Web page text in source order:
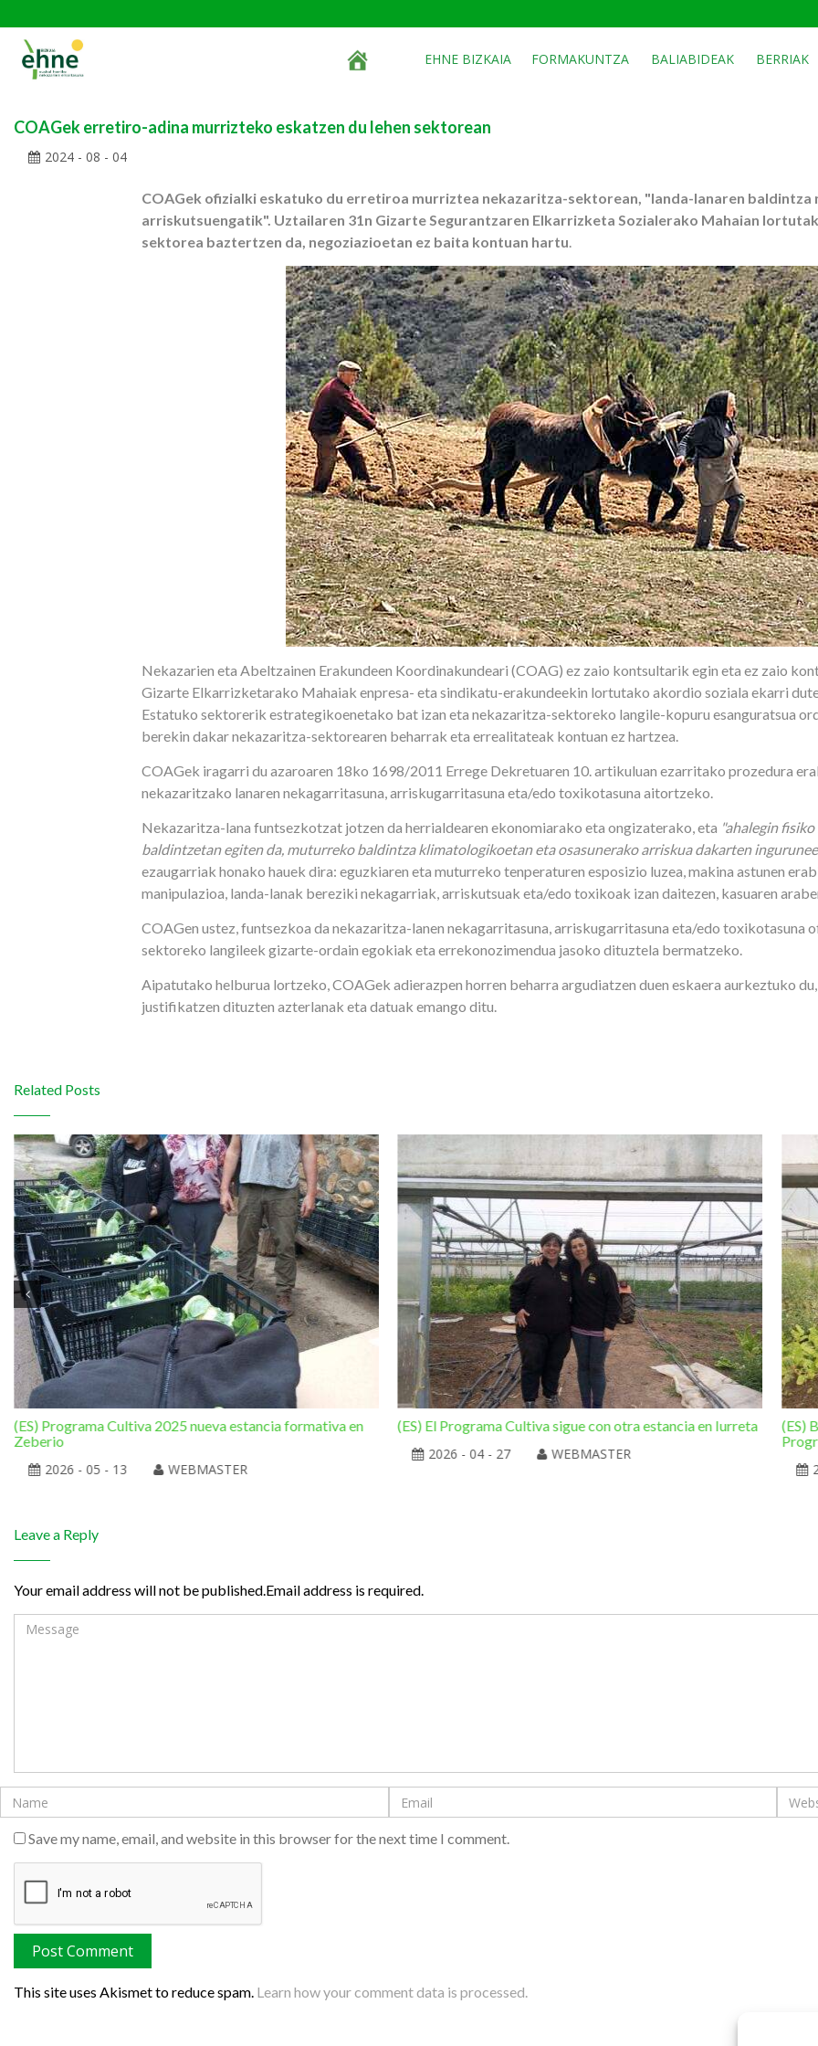
EHNE BIZKAIA FORMAKUNTZA BALIABIDEAK BERRIAK
COAGek erretiro-adina murrizteko eskatzen du lehen sektorean
2024 - 08 - 04
COAGek ofizialki eskatuko du erretiroa murriztea nekazaritza-sektorean, "landa-lanaren baldintza
arriskutsuengatik". Uztailaren 31n Gizarte Segurantzaren Elkarrizketa Sozialerako Mahaian
sektorea baztertzen da, negoziazioetan ez baita kontuan hartu.
Nekazarien eta Abeltzainen Erakundeen Koordinakundeari (COAG) ez zaio kontsultarik egin eta ez zaio
Gizarte Elkarrizketarako Mahaiak enpresa- eta sindikatu-erakundeekin lortutako akordio soziala ekarri
Estatuko sektorerik estrategikoenetako bat izan eta nekazaritza-sektoreko langile-kopuru esanguratsua
berekin dakar nekazaritza-sektorearen beharrak eta errealitateak kontuan ez hartzea.
COAGek iragarri du azaroaren 18ko 1698/2011 Errege Dekretuaren 10. artikuluan ezarritako prozedura
nekazaritzako lanaren nekagarritasuna, arriskugarritasuna eta/edo toxikotasuna aitortzeko.
Nekazaritza-lana funtsezkotzat jotzen da herrialdearen ekonomiarako eta ongizaterako, eta "ahalegin
baldintzetan egiten da, muturreko baldintza klimatologikoetan eta osasunerako arriskua dakarten
ezaugarriak honako hauek dira: eguzkiaren eta muturreko tenperaturen esposizio luzea, makina astunen
manipulazioa, landa-lanak bereziki nekagarriak, arriskutsuak eta/edo toxikoak izan daitezen, kasuaren
COAGen ustez, funtsezkoa da nekazaritza-lanen nekagarritasuna, arriskugarritasuna eta/edo toxikotasuna
sektoreko langileek gizarte-ordain egokiak eta errekonozimendua jasoko dituztela bermatzeko.
Aipatutako helburua lortzeko, COAGek adierazpen horren beharra argudiatzen duen eskaera aurkeztuko
justifikatzen dituzten azterlanak eta datuak emango ditu.
Related Posts
(ES) Programa Cultiva 2025 nueva estancia formativa en
Zeberio
2026 - 05 - 13
WEBMASTER
(ES) El Programa Cultiva sigue con otra estancia en Iurreta
2026 - 04 - 27
WEBMASTER
(ES)
Leave a Reply
Your email address will not be published.Email address is required.
Save my name, email, and website in this browser for the next time I comment.
This site uses Akismet to reduce spam. Learn how your comment data is processed.